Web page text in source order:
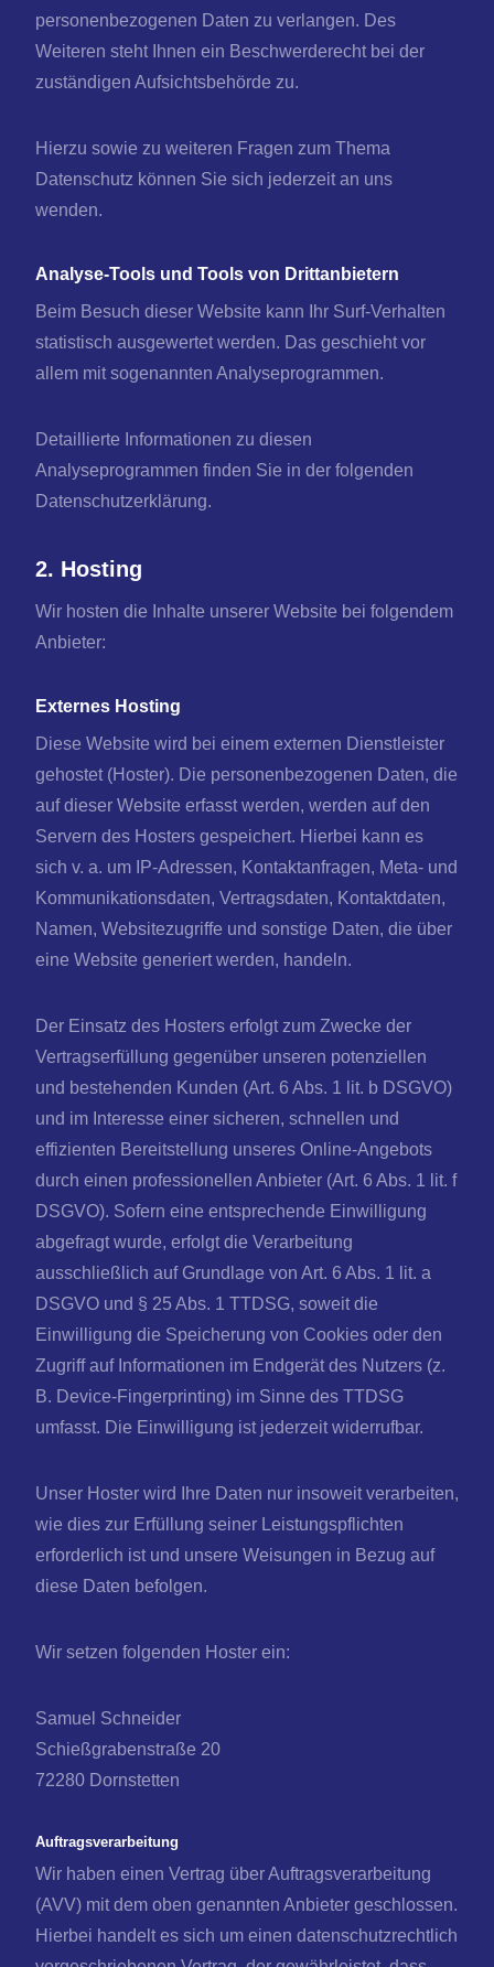
personenbezogenen Daten zu verlangen. Des
Weiteren steht Ihnen ein Beschwerderecht bei der
zuständigen Aufsichtsbehörde zu.
Hierzu sowie zu weiteren Fragen zum Thema
Datenschutz können Sie sich jederzeit an uns
wenden.
Analyse-Tools und Tools von Dritt­anbietern
Beim Besuch dieser Website kann Ihr Surf-Verhalten
statistisch ausgewertet werden. Das geschieht vor
allem mit sogenannten Analyseprogrammen.
Detaillierte Informationen zu diesen
Analyseprogrammen finden Sie in der folgenden
Datenschutzerklärung.
2. Hosting
Wir hosten die Inhalte unserer Website bei folgendem
Anbieter:
Externes Hosting
Diese Website wird bei einem externen Dienstleister
gehostet (Hoster). Die personenbezogenen Daten, die
auf dieser Website erfasst werden, werden auf den
Servern des Hosters gespeichert. Hierbei kann es
sich v. a. um IP-Adressen, Kontaktanfragen, Meta- und
Kommunikationsdaten, Vertragsdaten, Kontaktdaten,
Namen, Websitezugriffe und sonstige Daten, die über
eine Website generiert werden, handeln.
Der Einsatz des Hosters erfolgt zum Zwecke der
Vertragserfüllung gegenüber unseren potenziellen
und bestehenden Kunden (Art. 6 Abs. 1 lit. b DSGVO)
und im Interesse einer sicheren, schnellen und
effizienten Bereitstellung unseres Online-Angebots
durch einen professionellen Anbieter (Art. 6 Abs. 1 lit. f
DSGVO). Sofern eine entsprechende Einwilligung
abgefragt wurde, erfolgt die Verarbeitung
ausschließlich auf Grundlage von Art. 6 Abs. 1 lit. a
DSGVO und § 25 Abs. 1 TTDSG, soweit die
Einwilligung die Speicherung von Cookies oder den
Zugriff auf Informationen im Endgerät des Nutzers (z.
B. Device-Fingerprinting) im Sinne des TTDSG
umfasst. Die Einwilligung ist jederzeit widerrufbar.
Unser Hoster wird Ihre Daten nur insoweit verarbeiten,
wie dies zur Erfüllung seiner Leistungspflichten
erforderlich ist und unsere Weisungen in Bezug auf
diese Daten befolgen.
Wir setzen folgenden Hoster ein:
Samuel Schneider
Schießgrabenstraße 20
72280 Dornstetten
Auftragsverarbeitung
Wir haben einen Vertrag über Auftragsverarbeitung
(AVV) mit dem oben genannten Anbieter geschlossen.
Hierbei handelt es sich um einen datenschutzrechtlich